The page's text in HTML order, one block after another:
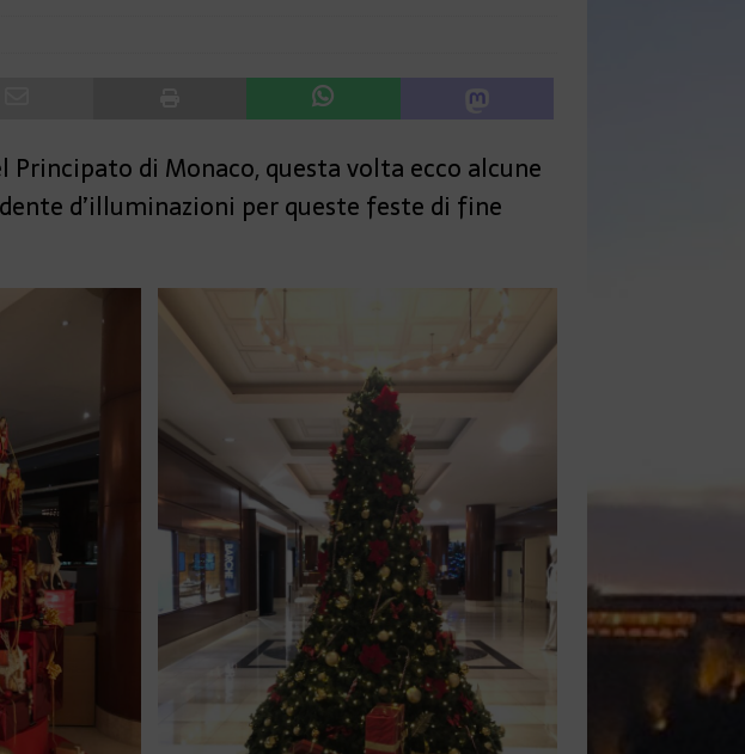
di Monaco, questa volta ecco alcune
d’illuminazioni per queste feste di fine